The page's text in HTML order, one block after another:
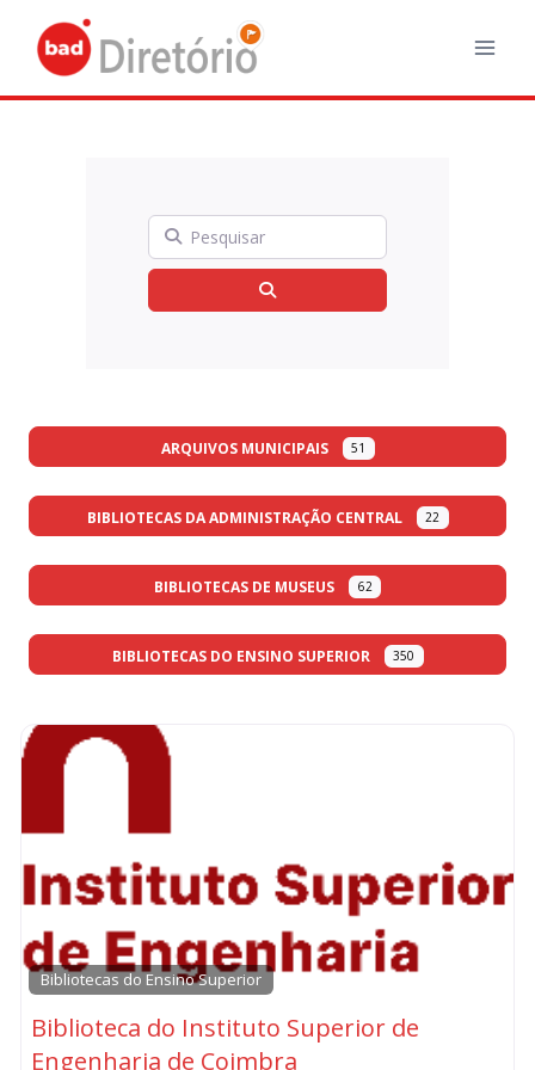
content
Pesquisar
ARQUIVOS MUNICIPAIS 51
BIBLIOTECAS DA ADMINISTRAÇÃO CENTRAL 22
BIBLIOTECAS DE MUSEUS 62
BIBLIOTECAS DO ENSINO SUPERIOR 350
Bibliotecas do Ensino Superior
Biblioteca do Instituto Superior de
Engenharia de Coimbra